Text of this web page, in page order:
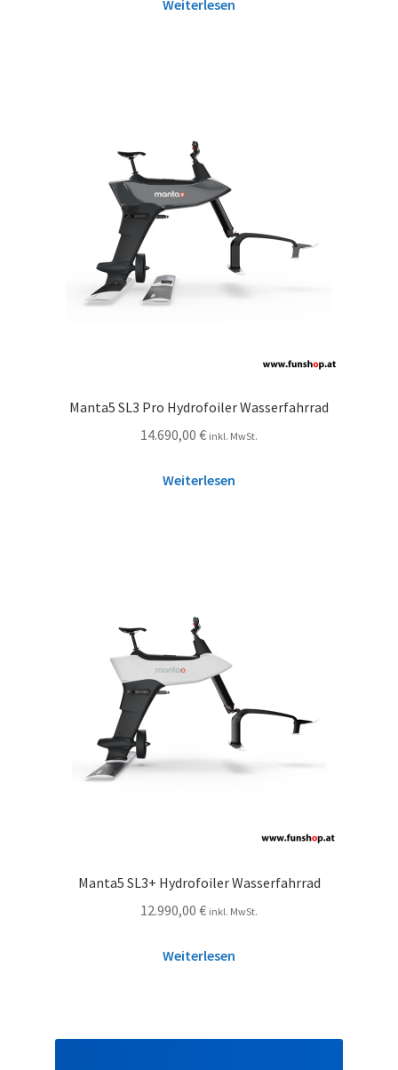
Weiterlesen
Manta5 SL3 Pro Hydrofoiler Wasserfahrrad
14.690,00 € inkl. MwSt.
Weiterlesen
Manta5 SL3+ Hydrofoiler Wasserfahrrad
12.990,00 € inkl. MwSt.
Weiterlesen